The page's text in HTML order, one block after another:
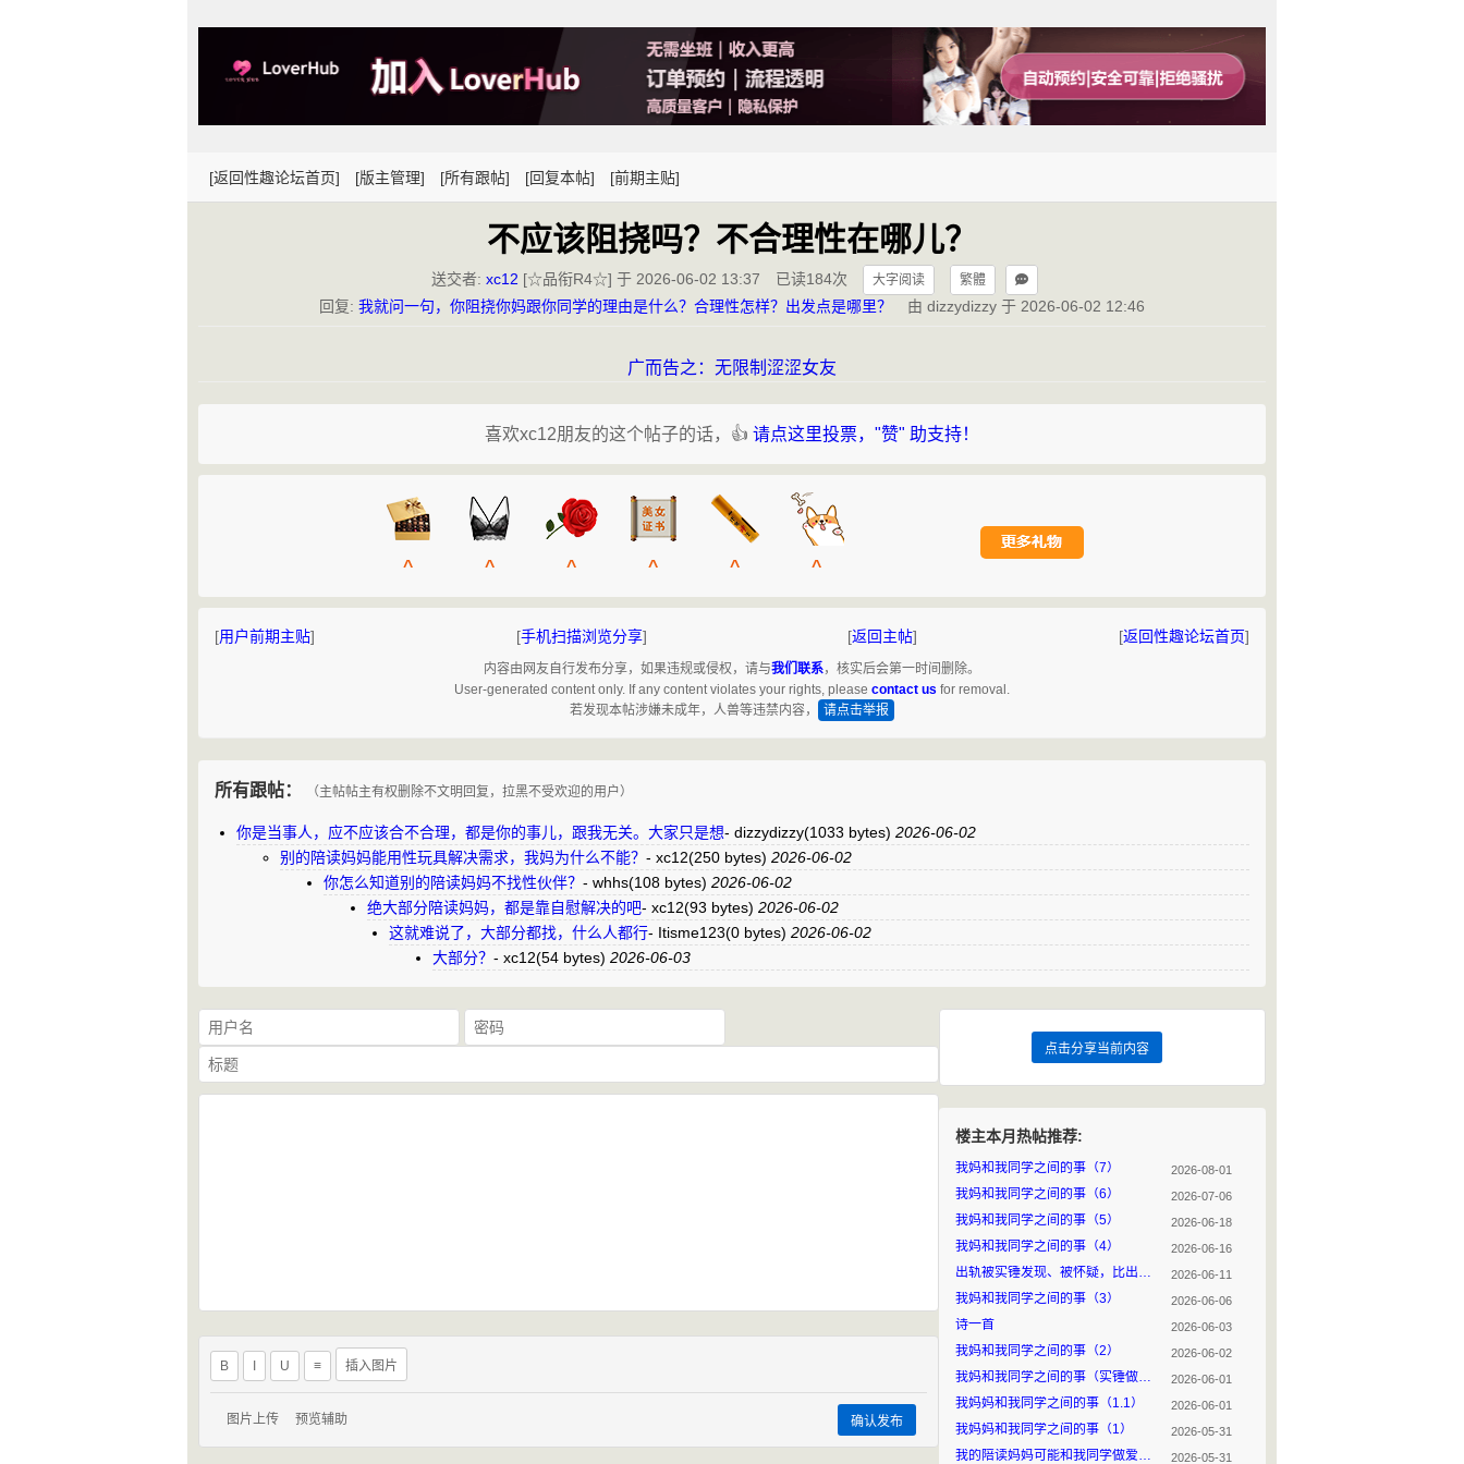
[返回性趣论坛首页] [版主管理] [所有跟帖] [回复本帖] [前期主贴]
不应该阻挠吗？不合理性在哪儿？
送交者: xc12 [☆品衔R4☆] 于 2026-06-02 13:37 已读184次 大字阅读 繁體
回复: 我就问一句，你阻挠你妈跟你同学的理由是什么？合理性怎样？出发点是哪里？ 由 dizzydizzy 于 2026-06-02 12:46
广而告之：无限制涩涩女友
喜欢xc12朋友的这个帖子的话，👍 请点这里投票，"赞" 助支持！
^ ^ ^ ^ ^ ^
[用户前期主贴] [手机扫描浏览分享] [返回主帖] [返回性趣论坛首页]
内容由网友自行发布分享，如果违规或侵权，请与我们联系，核实后会第一时间删除。
User-generated content only. If any content violates your rights, please contact us for removal.
若发现本帖涉嫌未成年，人兽等违禁内容，
请点击举报
所有跟帖： （主帖帖主有权删除不文明回复，拉黑不受欢迎的用户）
你是当事人，应不应该合不合理，都是你的事儿，跟我无关。大家只是想- dizzydizzy(1033 bytes) 2026-06-02
别的陪读妈妈能用性玩具解决需求，我妈为什么不能？ - xc12(250 bytes) 2026-06-02
你怎么知道别的陪读妈妈不找性伙伴？ - whhs(108 bytes) 2026-06-02
绝大部分陪读妈妈，都是靠自慰解决的吧- xc12(93 bytes) 2026-06-02
这就难说了，大部分都找，什么人都行- Itisme123(0 bytes) 2026-06-02
大部分？ - xc12(54 bytes) 2026-06-03
B U ≡ 插入图片
图片上传 预览辅助 确认发布
点击分享当前内容
楼主本月热帖推荐:
我妈和我同学之间的事（7） 2026-08-01
我妈和我同学之间的事（6） 2026-07-06
我妈和我同学之间的事（5） 2026-06-18
我妈和我同学之间的事（4） 2026-06-16
出轨被实锤发现、被怀疑，比出轨这件事本身要严重吗？ 2026-06-11
我妈和我同学之间的事（3） 2026-06-06
诗一首 2026-06-03
我妈和我同学之间的事（2） 2026-06-02
我妈和我同学之间的事（实锤做爱前、一）（汇总） 2026-06-01
我妈妈和我同学之间的事（1.1） 2026-06-01
我妈妈和我同学之间的事（1） 2026-05-31
我的陪读妈妈可能和我同学做爱后的事 2026-05-31